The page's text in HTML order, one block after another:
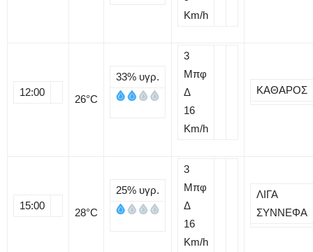
Km/h
12:00
26°C
33% υγρ.
3
Μπφ
Δ
16
Km/h
ΚΑΘΑΡΟΣ
15:00
28°C
25% υγρ.
3
Μπφ
Δ
16
Km/h
ΛΙΓΑ
ΣΥΝΝΕΦΑ